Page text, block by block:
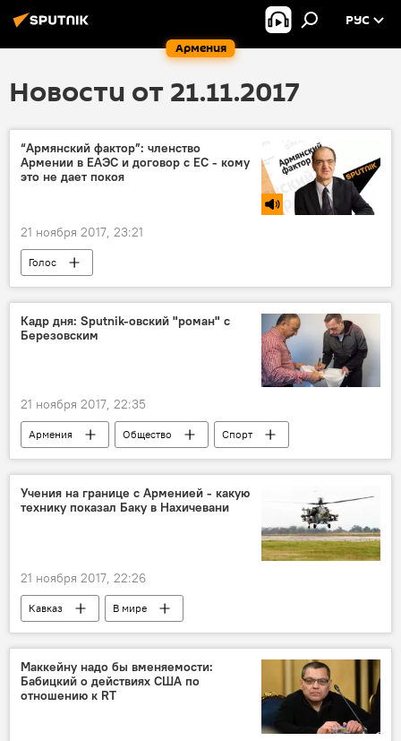
Армения
РУС
Новости от 21.11.2017
“Армянский фактор”: членство
Армении в ЕАЭС и договор с ЕС - кому
это не дает покоя
21 ноября 2017, 23:21
Голос
Кадр дня: Sputnik-овский "роман" с
Березовским
21 ноября 2017, 22:35
Армения Общество
Спорт
Березовский
роман Sputnik
Учения на границе с Арменией - какую
технику показал Баку в Нахичевани
21 ноября 2017, 22:26
Кавказ В мире
Маккейну надо бы вменяемости:
Бабицкий о действиях США по
отношению к RT